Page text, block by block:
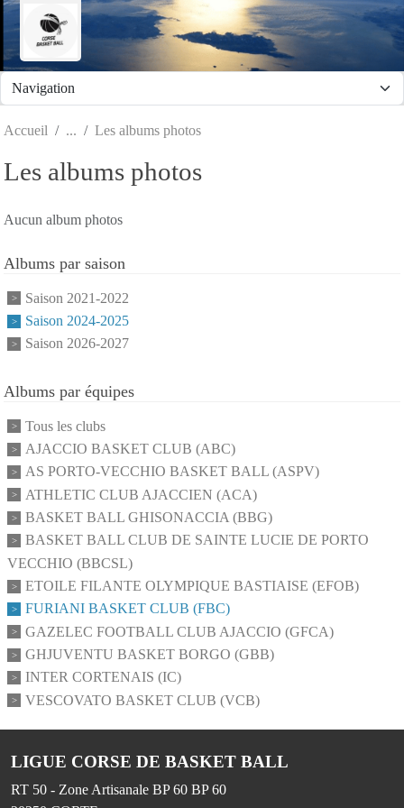
Accueil Les albums photos
Les albums photos
Aucun album photos
Albums par saison
Saison 2021-2022
Saison 2024-2025
Saison 2026-2027
Albums par équipes
Tous les clubs
AJACCIO BASKET CLUB (ABC)
AS PORTO-VECCHIO BASKET BALL (ASPV)
ATHLETIC CLUB AJACCIEN (ACA)
BASKET BALL GHISONACCIA (BBG)
BASKET BALL CLUB DE SAINTE LUCIE DE PORTO
VECCHIO (BBCSL)
ETOILE FILANTE OLYMPIQUE BASTIAISE (EFOB)
FURIANI BASKET CLUB (FBC)
GAZELEC FOOTBALL CLUB AJACCIO (GFCA)
GHJUVENTU BASKET BORGO (GBB)
INTER CORTENAIS (IC)
VESCOVATO BASKET CLUB (VCB)
LIGUE CORSE DE BASKET BALL
RT 50 - Zone Artisanale BP 60 BP 60
Panneau de gestion des cookies